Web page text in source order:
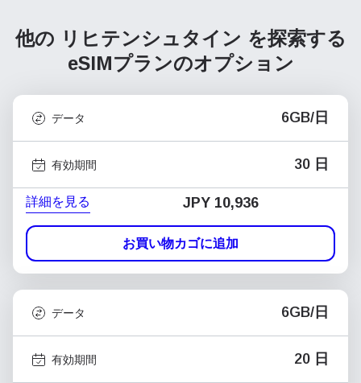
他の リヒテンシュタイン を探索する
eSIMプランのオプション
データ 6GB/日
有効期間 30 日
詳細を見る JPY 10,936
お買い物カゴに追加
データ 6GB/日
有効期間 20 日